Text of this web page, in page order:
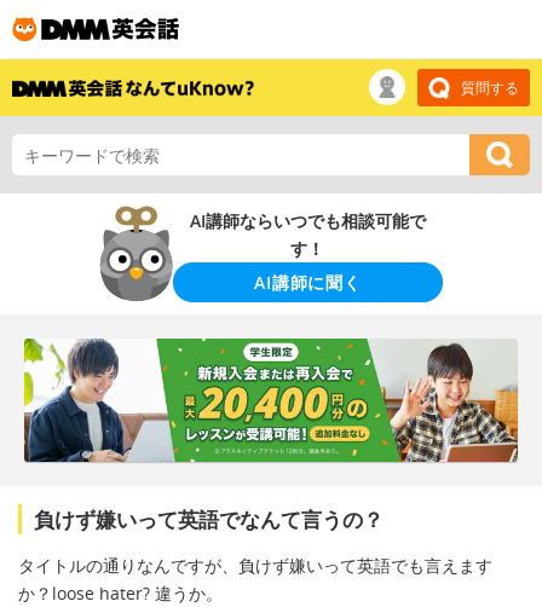
質問する
AI講師ならいつでも相談可能で
す！
AI講師に聞く
負けず嫌いって英語でなんて言うの？
タイトルの通りなんですが、負けず嫌いって英語でも言えます
か？loose hater? 違うか。